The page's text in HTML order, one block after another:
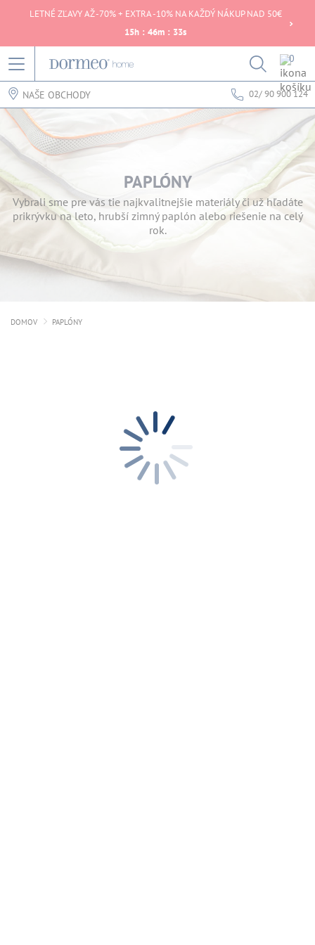
LETNÉ ZĽAVY AŽ -70% + EXTRA -10% NA KAŽDÝ NÁKUP NAD 50€
15h : 46m : 33s
0
NAŠE OBCHODY 02/ 90 900 124
PAPLÓNY
Vybrali sme pre vás tie najkvalitnejšie materiály či už hľadáte
prikrývku na leto, hrubší zimný paplón alebo riešenie na celý
rok.
DOMOV PAPLÓNY